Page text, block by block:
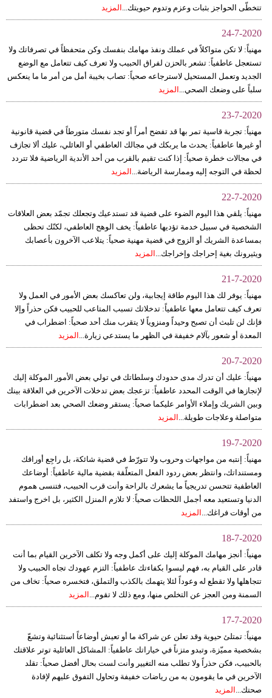
تتخطّى الحواجز بثبات وعزم وتدوم حيويتك... المزيد
24-7-2020
مهنياً: لا تكن متواكلاً في عملك ونفذ مهامك بنفسك وكن متحفظاً في تصرفاتك ولا
تستعجل عاطفياً: تشعر بالحزن لفراق الحبيب ولا تعرف كيف تتعامل مع الوضع
الجديد وتعمل المستحيل لاسترجاعه صحياً: تصاب بخيبة أمل من أمر ما ما ينعكس
سلباً على وضعك الصحي... المزيد
23-7-2020
مهنياً: تجربة قاسية تمر بها قد تفضح أمراً أو تجد نفسك متورطاً في قضية قانونية
أو غيرها عاطفياً: يحدث ما يربكك في مجالك العاطفي أو العائلي، عليك ألا تجازف
في مجالات خطرة صحياً: إذا كنت تقيم بالقرب من أحد الأندية الرياضية فلا تتردد
لحظة في التوجه إليه وممارسة الرياضة... المزيد
22-7-2020
مهنياً: يلقي هذا اليوم الضوء على قضية قد تستدعيك وتجعلك تجمّد بعض العلاقات
الشخصية في سبيل خدمة تؤديها عاطفياً: يخف الوهج العاطفي، لكنّك تحظى
بمساعدة الشريك أو الزوج في قضية مهنية صحياً: يتلاعب الآخرون بأعصابك
ويثيرونك بغية إحراجك وإخراجك... المزيد
21-7-2020
مهنياً: يوفر لك هذا اليوم طاقة إيجابية، ولن تعاكسك بعض الأمور في العمل ولا
تعرف كيف تتعامل معها عاطفياً: تدخلاتك تسبب المتاعب للحبيب فكن حذراً وإلا
فإنك لن تلبث أن تصبح وحيداً ومنزوياً لا يتقرب منك أحد صحياً: اضطراب في
المعدة أو شعور بآلام خفيفة في الظهر ما يستدعي زيارة... المزيد
20-7-2020
مهنياً: عليك أن تدرك مدى حدودك وسلطاتك في تولي بعض الأمور الموكلة إليك
لإنجازها في الوقت المحدد عاطفياً: تزعجك بعض تدخلات الآخرين في العلاقة بينك
وبين الشريك وإملاء الأوامر عليكما صحياً: يستقر وضعك الصحي بعد اضطرابات
متواصلة وعلاجات طويلة... المزيد
19-7-2020
مهنياً: إنتبه من مواجهات وحروب ولا تتورّط في قضية شائكة، بل راجِع أوراقك
ومستنداتك، وانتظر بعض ردود الفعل المتعلّقة بقضية مالية عاطفياً: أوضاعك
العاطفية تتحسن تدريجياً ما يشعرك بالراحة وأنت قرب الحبيب، فتنسى هموم
الدنيا وتستعيد معه أجمل اللحظات صحياً: لا تلازم المنزل الكثير، بل اخرج واستفد
من أوقات فراغك... المزيد
18-7-2020
مهنياً: أنجز مهامك الموكلة إليك على أكمل وجه ولا تكلف الآخرين القيام بما أنت
قادر على القيام به، فهم ليسوا بكفاءتك عاطفياً: التزم عهودك تجاه الحبيب ولا
تتجاهلها ولا تقطع له وعوداً لئلا يتهمك بالكذب والتملق، فتخسره صحياً: تخاف من
السمنة ومن العجز عن التخلص منها، ومع ذلك لا تقوم... المزيد
17-7-2020
مهنياً: تمتلئ حيوية وقد تعلن عن شراكة ما أو تعيش أوضاعاً استثنائية وتشعّ
بشخصية مميّزة، وتبدو متزناً في خياراتك عاطفياً: المشاكل العائلية توتر علاقتك
بالحبيب، فكن حذراً ولا تطلب منه التغيير وأنت لست بحال أفضل صحياً: تقلد
الآخرين في ما يقومون به من رياضات خفيفة وتحاول التفوق عليهم لإفادة
صحتك... المزيد